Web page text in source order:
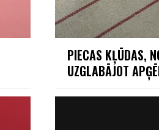
PIECAS KĻŪDAS,
UZGLABĀJOT